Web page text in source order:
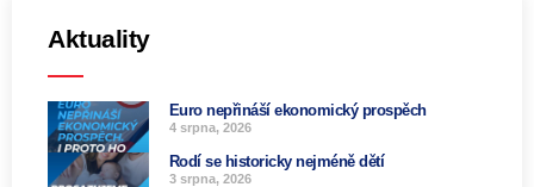
Aktuality
Euro nepřináší ekonomický prospěch
4 srpna, 2026
Rodí se historicky nejméně dětí
3 srpna, 2026